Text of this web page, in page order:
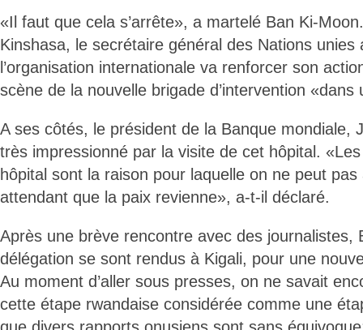
«Il faut que cela s’arrête», a martelé Ban Ki-
Kinshasa, le secrétaire général des Nations unies
l’organisation internationale va renforcer son
scène de la nouvelle brigade d’intervention «dans
A ses côtés, le président de la Banque mondiale,
très impressionné par la visite de cet hôpital.
hôpital sont la raison pour laquelle on ne peut pas
attendant que la paix revienne», a-t-il déclaré.
Après une brève rencontre avec des journalistes,
délégation se sont rendus à Kigali, pour une
Au moment d’aller sous presses, on ne savait
cette étape rwandaise considérée comme une